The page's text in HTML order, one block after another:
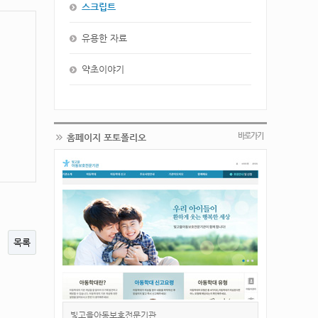
목록
스크립트
유용한 자료
약초이야기
바로가기
홈페이지 포토폴리오
빛고을아동보호전문기관